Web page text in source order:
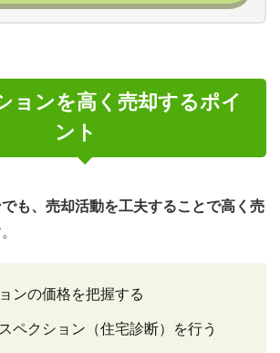
ョンを高く売却するポイ
ント
も、売却活動を工夫することで高く売
ンの価格を把握する
ペクション（住宅診断）を行う